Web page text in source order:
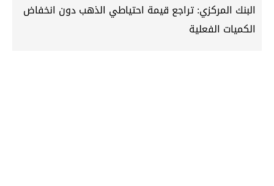
البنك المركزي: تراجع قيمة احتياطي الذهب دون انخفاض
الكميات الفعلية